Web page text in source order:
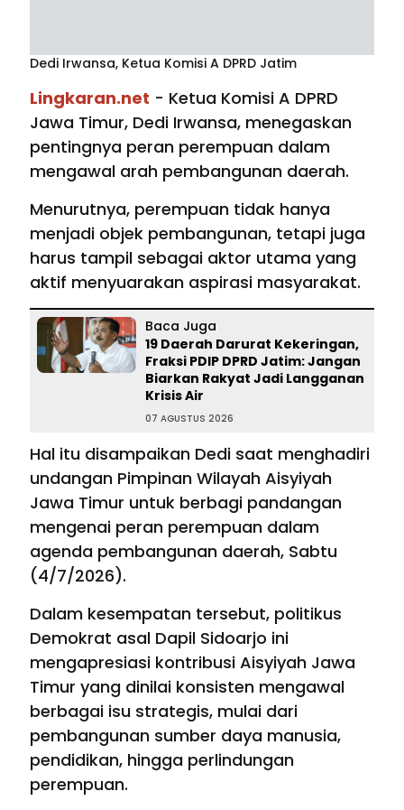
Dedi Irwansa, Ketua Komisi A DPRD Jatim
Lingkaran.net - Ketua Komisi A DPRD
Jawa Timur, Dedi Irwansa, menegaskan
pentingnya peran perempuan dalam
mengawal arah pembangunan daerah.
Menurutnya, perempuan tidak hanya
menjadi objek pembangunan, tetapi juga
harus tampil sebagai aktor utama yang
aktif menyuarakan aspirasi masyarakat.
Baca Juga
19 Daerah Darurat Kekeringan,
Fraksi PDIP DPRD Jatim: Jangan
Biarkan Rakyat Jadi Langganan
Krisis Air
07 AGUSTUS 2026
Hal itu disampaikan Dedi saat menghadiri
undangan Pimpinan Wilayah Aisyiyah
Jawa Timur untuk berbagi pandangan
mengenai peran perempuan dalam
agenda pembangunan daerah, Sabtu
(4/7/2026).
Dalam kesempatan tersebut, politikus
Demokrat asal Dapil Sidoarjo ini
mengapresiasi kontribusi Aisyiyah Jawa
Timur yang dinilai konsisten mengawal
berbagai isu strategis, mulai dari
pembangunan sumber daya manusia,
pendidikan, hingga perlindungan
perempuan.